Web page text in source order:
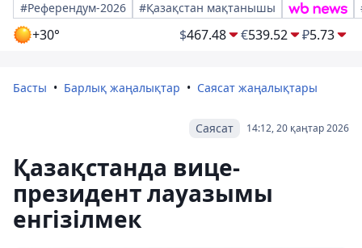
#Референдум-2026
#Қазақстан мақтанышы
+30° $467.48 €539.52 ₽5.73
Басты Барлық жаңалықтар Саясат жаңалықтары
14:12, 20 қаңтар 2026
Саясат
Қазақстанда вице-
президент лауазымы
енгізілмек